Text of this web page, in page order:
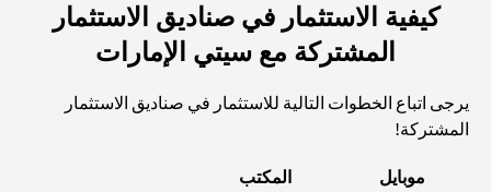
كيفية الاستثمار في صناديق الاستثمار
المشتركة مع سيتي الإمارات
يرجى اتباع الخطوات التالية للاستثمار في صناديق الاستثمار
المشتركة!
موبايل
المكتب